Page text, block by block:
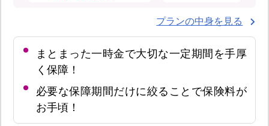
プランの中身を見る
まとまった一時金で大切な一定期間を手厚
く保障！
必要な保障期間だけに絞ることで保険料が
お手頃！